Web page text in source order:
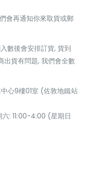
會再通知你來取貨或郵
數後會安排訂貨, 貨到
出貨有問題, 我們會全數
心9樓01室 (佐敦地鐵站
: 11:00-4:00 (星期日